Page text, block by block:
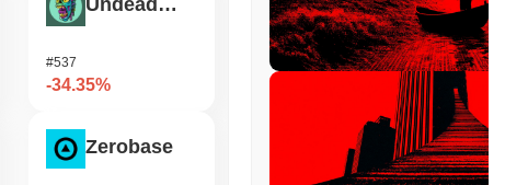
Undeads Games
#537
-34.35%
Zerobase